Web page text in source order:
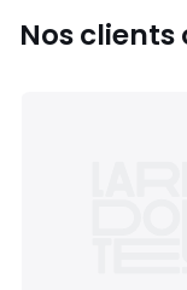
Tailles DIAM 20
Nos